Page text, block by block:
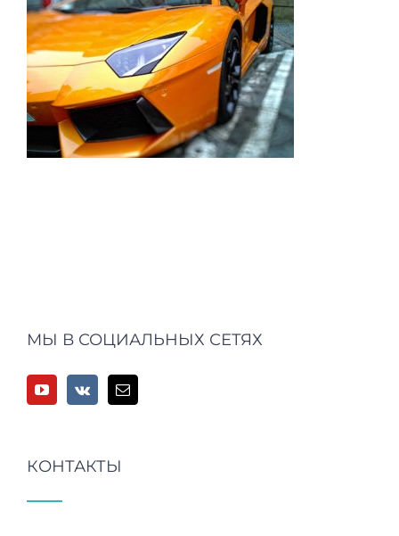
МЫ В СОЦИАЛЬНЫХ СЕТЯХ
КОНТАКТЫ